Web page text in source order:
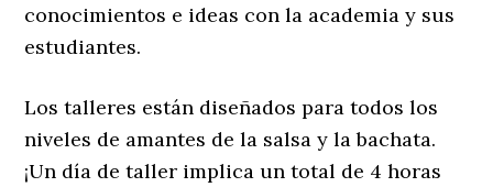
conocimientos e ideas con la academia y sus
estudiantes.
Los talleres están diseñados para todos los
niveles de amantes de la salsa y la bachata.
¡Un día de taller implica un total de 4 horas